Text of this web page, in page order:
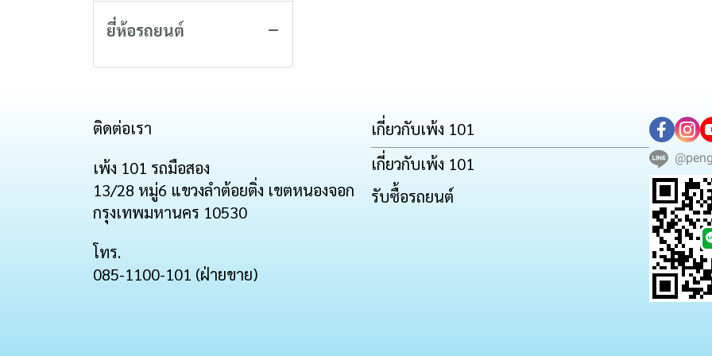
ยี่ห้อรถยนต์
ติดต่อเรา
เพ้ง 101 รถมือสอง
13/28 หมู่6 แขวงลำต้อยติ่ง เขตหนองจอก
กรุงเทพมหานคร 10530
โทร.
085-1100-101 (ฝ่ายขาย)
เกี่ยวกับเพ้ง 101
เกี่ยวกับเพ้ง 101
รับซื้อรถยนต์